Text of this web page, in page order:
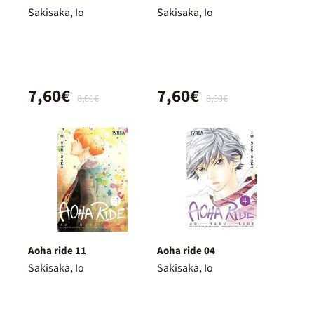
Sakisaka, Io
8,00€
7,60€
Sakisaka, Io
8,00€
7,60€
Aoha ride 11
Sakisaka, Io
Aoha ride 04
Sakisaka, Io